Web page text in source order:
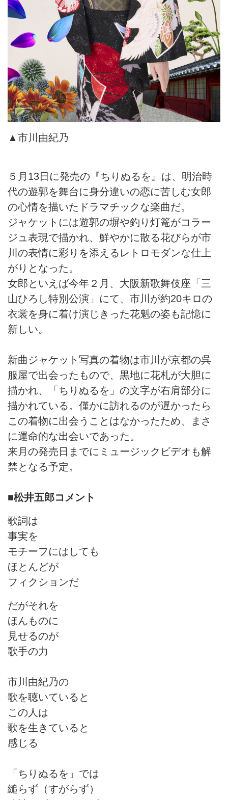
▲市川由紀乃
５月13日に発売の『ちりぬるを』は、明治時
代の遊郭を舞台に身分違いの恋に苦しむ女郎
の心情を描いたドラマチックな楽曲だ。
ジャケットには遊郭の塀や釣り灯篭がコラー
ジュ表現で描かれ、鮮やかに散る花びらが市
川の表情に彩りを添えるレトロモダンな仕上
がりとなった。
女郎といえば今年２月、大阪新歌舞伎座「三
山ひろし特別公演」にて、市川が約20キロの
衣裳を身に着け演じきった花魁の姿も記憶に
新しい。
新曲ジャケット写真の着物は市川が京都の呉
服屋で出会ったもので、黒地に花札が大胆に
描かれ、「ちりぬるを」の文字が右肩部分に
描かれている。僅かに訪れるのが遅かったら
この着物に出会うことはなかったため、まさ
に運命的な出会いであった。
来月の発売日までにミュージックビデオも解
禁となる予定。
■松井五郎コメント
歌詞は
事実を
モチーフにはしても
ほとんどが
フィクションだ
だがそれを
ほんものに
見せるのが
歌手の力
市川由紀乃の
歌を聴いていると
この人は
歌を生きていると
感じる
「ちりぬるを」では
縋らず（すがらず）